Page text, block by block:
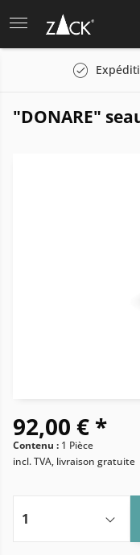
"DONARE"
92,00 € *
Contenu : 1 Pièce
incl. TVA, livraison gratuite